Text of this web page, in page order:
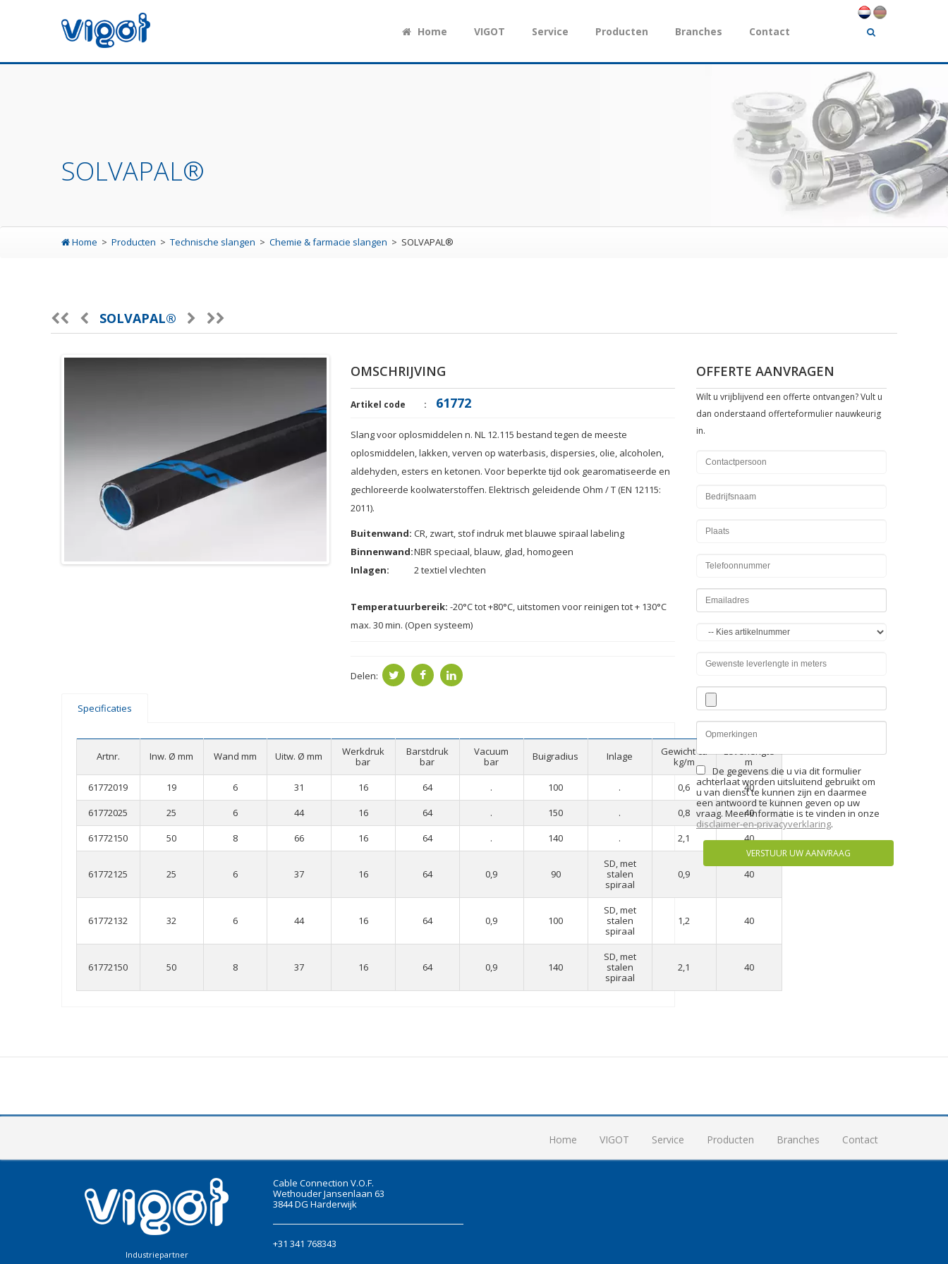
Home VIGOT Service Producten Branches Contact
SOLVAPAL®
Home Producten Technische slangen Chemie & farmacie slangen SOLVAPAL®
SOLVAPAL®
OMSCHRIJVING
Artikel code 61772
Slang voor oplosmiddelen n. NL 12.115 bestand tegen de meeste
oplosmiddelen,lakken,verven op waterbasis, dispersies, olie, alcoholen,
aldehyden,esters en ketonen. Voor beperkte tijd ook gearomatiseerde en
gechloreerde koolwaterstoffen. Elektrisch geleidende Ohm /T (EN 12115:
2011).
Buitenwand: CR, zwart, stofindruk metblauwe spiraal labeling
Binnenwand:NBR speciaal,blauw, glad,homogeen
Inlagen: 2textiel vlechten
Temperatuurbereik: -20°Ctot +80°C,uitstomen voorreinigen tot+ 130°C
max. 30min. (Open systeem)
Delen:
Specificaties
Artnr. Inw. Ø mm Wand mm Uitw. Ø mm
Werkdruk
bar
Barstdruk
bar
Vacuum
bar
Buigradius Inlage
Gewicht ca
kg/m
Leverlengte
m
61772019
19 6 31 16 64 . 100 . 0,6
40
61772025
25 6 44 16 64 . 150 . 0,8
40
61772150
50 8 66 16 64 . 140 . 2,1 40
61772125 25 6 37 16 64 0,9 90
SD, met
stalen
spiraal
0,9 40
61772132 32 6 44 16 64 0,9 100
SD, met
stalen
spiraal
1,2 40
61772150 50 8 37 16 64 0,9 140
SD, met
stalen
spiraal
2,1 40
OFFERTE AANVRAGEN
Wilt u vrijblijvend een offerte ontvangen? Vult u
dan onderstaand offerteformulier nauwkeurig
in.
De gegevens die u via dit formulier
achterlaat worden uitsluitend gebruikt om
u van dienst te kunnen zijn en daarmee
een antwoord te kunnen geven op uw
vraag. Meer informatie is te vinden in onze
disclaimer-en-privacyverklaring.
VERSTUUR UW AANVRAAG
Home VIGOT Service Producten Branches Contact
Industriepartner
Cable Connection V.O.F.
Wethouder Jansenlaan 63
3844 DG Harderwijk
+31 341 768343